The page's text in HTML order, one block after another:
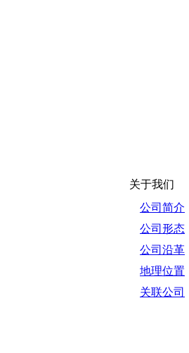
关于我们
公司简介
公司形态
公司沿革
地理位置
关联公司